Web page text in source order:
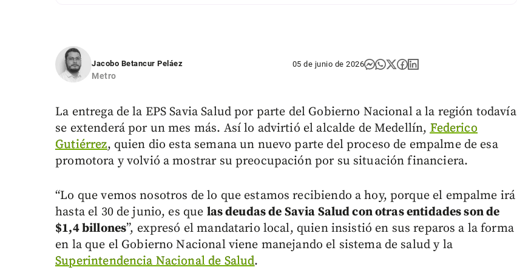
Jacobo Betancur Peláez
Metro
05 de junio de 2026
La entrega de la EPS Savia Salud por parte del Gobierno Nacional a la región todavía
se extenderá por un mes más. Así lo advirtió el alcalde de Medellín,Federico
Gutiérrez, quien dio esta semana un nuevo parte del proceso de empalme de esa
promotora y volvió a mostrar su preocupación por su situación financiera.
“Lo que vemos nosotros de lo que estamos recibiendo a hoy, porque el empalme irá
hasta el 30 de junio, es que las deudas de Savia Salud con otras entidades son de
$1,4 billones”, expresó el mandatario local, quien insistió en sus reparos a la forma
en la que el Gobierno Nacional viene manejando el sistema de salud y la
Superintendencia Nacional de Salud.